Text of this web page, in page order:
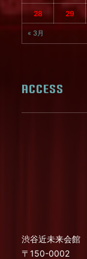
28 29
« 3月
ACCESS
渋谷近未来会館
〒150-0002